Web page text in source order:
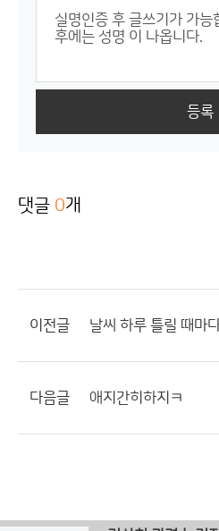
등록
댓글 0개
이전글
다음글 애지간히하지ㅋ